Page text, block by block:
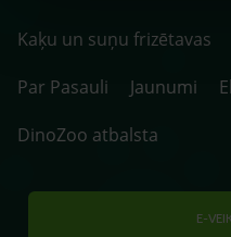
Kaķu un suņu frizētavas
Par Pasauli
Jaunumi
DinoZoo atbalsta
E-